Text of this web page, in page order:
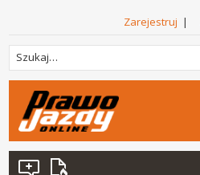
Zarejestruj |